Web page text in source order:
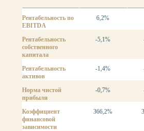
Рентабельность по
EBITDA
6,2%
Рентабельность
собственного
капитала
-5,1%
Рентабельность
активов
-1,4%
Норма чистой
прибыли
-0,7%
Коэффициент
финансовой
зависимости
366,2%